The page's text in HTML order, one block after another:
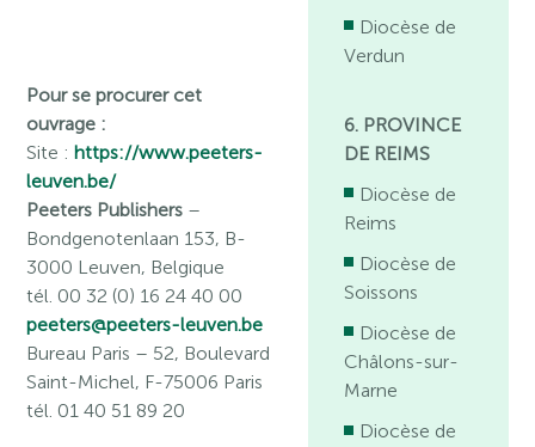
Pour se procurer cet
ouvrage :
Site :https://www.peeters-
leuven.be/
Peeters Publishers –
Bondgenotenlaan 153, B-
3000 Leuven, Belgique
tél. 00 32 (0) 16 24 40 00
peeters@peeters-leuven.be
Bureau Paris – 52, Boulevard
Saint-Michel, F-75006 Paris
tél. 01 40 51 89 20
Diocèse de
Verdun
6. PROVINCE
DE REIMS
Diocèse de
Reims
Diocèse de
Soissons
Diocèse de
Châlons-sur-
Marne
Diocèse de